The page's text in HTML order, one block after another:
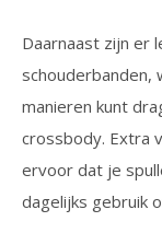
Daarnaast zijn er
schouderbanden,
manieren kunt
crossbody. Extra
ervoor dat je
dagelijks gebruik